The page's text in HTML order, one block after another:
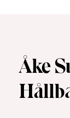
Åke